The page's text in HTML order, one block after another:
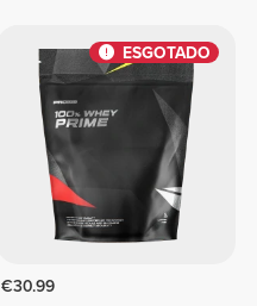
ESGOTADO
€30.99